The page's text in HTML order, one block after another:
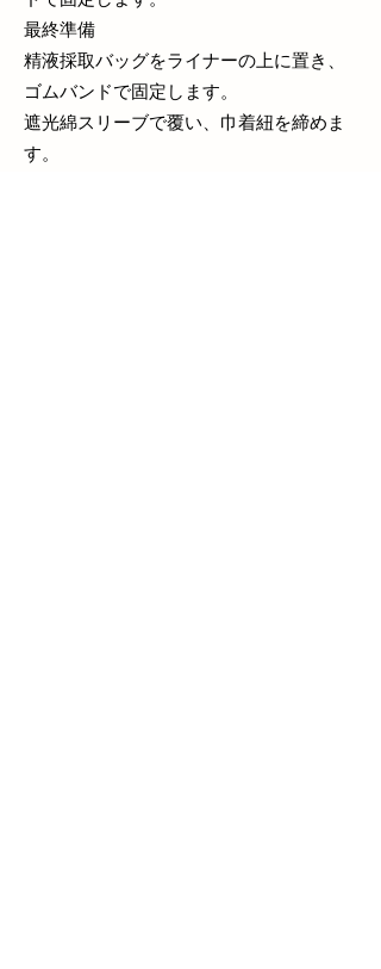
最終準備
精液採取バッグをライナーの上に置き、
ゴムバンドで固定します。
遮光綿スリーブで覆い、巾着紐を締めま
す。